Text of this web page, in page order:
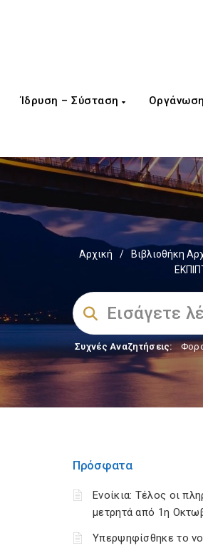
Ίδρυση – Σύσταση
Αρχική / Βιβλιοθήκη
Συχνές Αναζητήσεις:
Πρόσφατα
Ενοίκια: Τέλος οι
μετρητά από 1η
Υπερψηφίσθηκε το